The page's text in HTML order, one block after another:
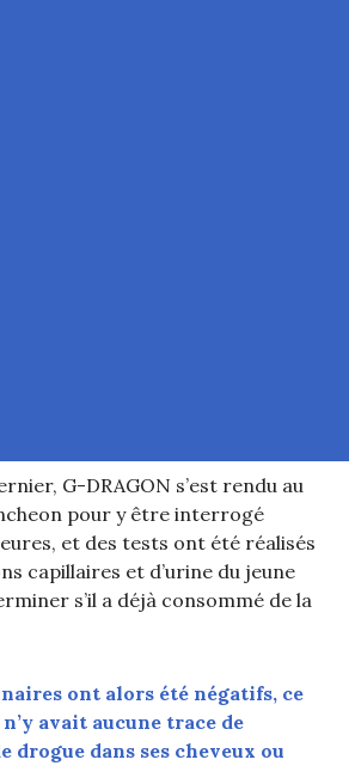
G-DRAGON s’est rendu au
pour y être interrogé
et des tests ont été réalisés
capillaires et d’urine du jeune
s’il a déjà consommé de la
ont alors été négatifs, ce
avait aucune trace de
drogue dans ses cheveux ou